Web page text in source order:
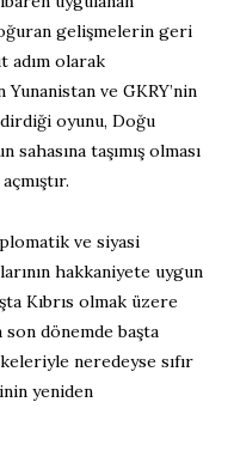
gelişmelerin geri
adım olarak
ve GKRY’nin
oyunu, Doğu
sahasına taşımış olması
ve siyasi
hakkaniyete uygun
Kıbrıs olmak üzere
dönemde başta
neredeyse sıfır
yeniden